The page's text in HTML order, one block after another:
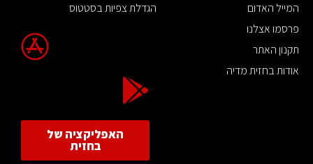
המייל האדום
פרסמו אצלנו
תקנון האתר
אודות בחזית מדיה
הגדלת צפיות בסטטוס
האפליקציה של
בחזית